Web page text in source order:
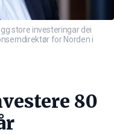
store investeringar dei
for Norden i
80